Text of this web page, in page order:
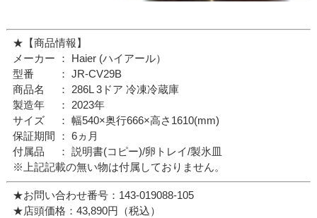
★【商品情報】
メーカー ： Haier (ハイアール）
型番 ： JR-CV29B
商品名 ： 286L 3ドア 冷凍冷蔵庫
製造年 ： 2023年
サイズ ： 幅540×奥行666×高さ1610(mm)
保証期間 ： 6ヵ月
付属品 ： 説明書(コピー)/卵トレイ/製氷皿
※上記記載の無い物は付属しておりません。
★お問い合わせ番号：143-019088-105
★店頭価格：43,890円（税込）